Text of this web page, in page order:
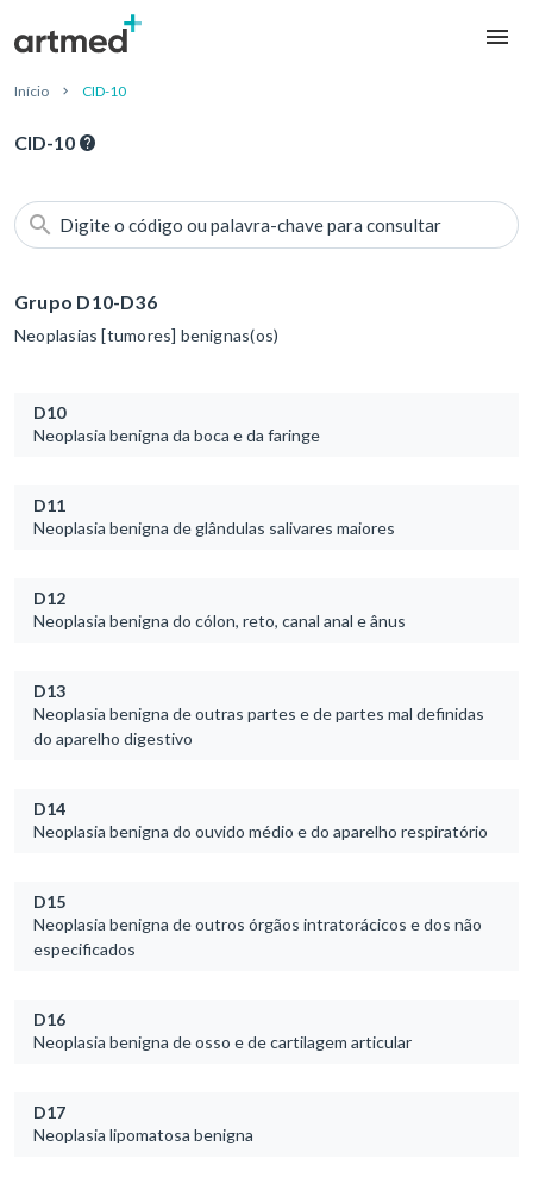
Início CID-10
CID-10
Digite o código ou palavra-chave para consultar
Grupo D10-D36
Neoplasias [tumores] benignas(os)
D10
Neoplasia benigna da boca e da faringe
D11
Neoplasia benigna de glândulas salivares maiores
D12
Neoplasia benigna do cólon, reto, canal anal e ânus
D13
Neoplasia benigna de outras partes e de partes mal definidas
do aparelho digestivo
D14
Neoplasia benigna do ouvido médio e do aparelho respiratório
D15
Neoplasia benigna de outros órgãos intratorácicos e dos não
especificados
D16
Neoplasia benigna de osso e de cartilagem articular
D17
Neoplasia lipomatosa benigna